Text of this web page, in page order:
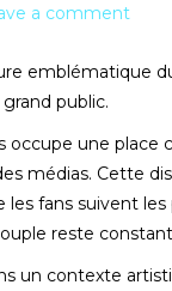
a comment
emblématique
public.
occupe une
médias. Cette
fans suivent
reste
un contexte